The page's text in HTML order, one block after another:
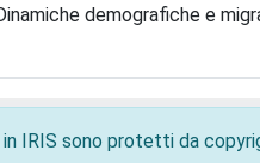
demografiche e
IRIS sono protetti da